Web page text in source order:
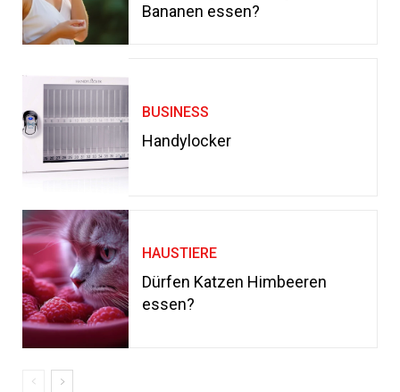
Bananen essen?
BUSINESS
Handylocker
HAUSTIERE
Dürfen Katzen Himbeeren
essen?